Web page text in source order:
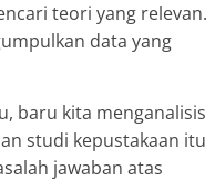
teori yang relevan.
data yang
baru kita menganalisis
studi kepustakaan itu
jawaban atas